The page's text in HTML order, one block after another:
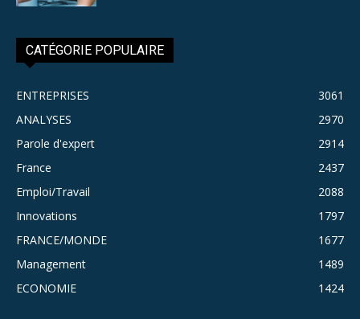
CATÉGORIE POPULAIRE
ENTREPRISES
3061
ANALYSES
2970
Parole d'expert
2914
France
2437
Emploi/Travail
2088
Innovations
1797
FRANCE/MONDE
1677
Management
1489
ECONOMIE
1424